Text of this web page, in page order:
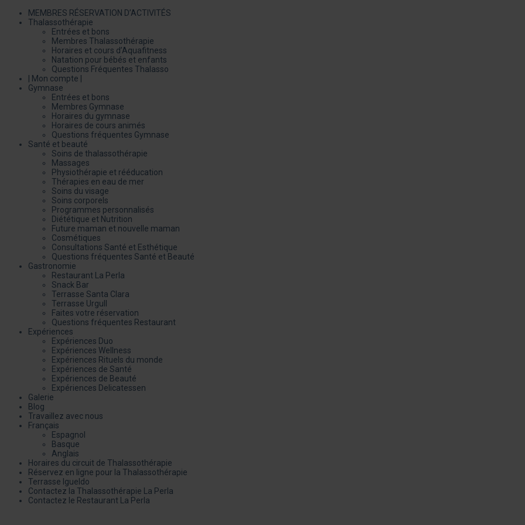
MEMBRES RÉSERVATION D’ACTIVITÉS
Thalassothérapie
Entrées et bons
Membres Thalassothérapie
Horaires et cours d’Aquafitness
Natation pour bébés et enfants
Questions Fréquentes Thalasso
| Mon compte |
Gymnase
Entrées et bons
Membres Gymnase
Horaires du gymnase
Horaires de cours animés
Questions fréquentes Gymnase
Santé et beauté
Soins de thalassothérapie
Massages
Physiothérapie et rééducation
Thérapies en eau de mer
Soins du visage
Soins corporels
Programmes personnalisés
Diététique et Nutrition
Future maman et nouvelle maman
Cosmétiques
Consultations Santé et Esthétique
Questions fréquentes Santé et Beauté
Gastronomie
Restaurant La Perla
Snack Bar
Terrasse Santa Clara
Terrasse Urgull
Faites votre réservation
Questions fréquentes Restaurant
Expériences
Expériences Duo
Expériences Wellness
Expériences Rituels du monde
Expériences de Santé
Expériences de Beauté
Expériences Delicatessen
Galerie
Blog
Travaillez avec nous
Français
Espagnol
Basque
Anglais
Horaires du circuit de Thalassothérapie
Réservez en ligne pour la Thalassothérapie
Terrasse Igueldo
Contactez la Thalassothérapie La Perla
Contactez le Restaurant La Perla